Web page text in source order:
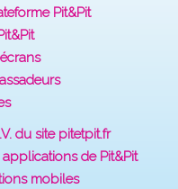
Pit&Pit
du site pitetpit.fr
de Pit&Pit
mobiles